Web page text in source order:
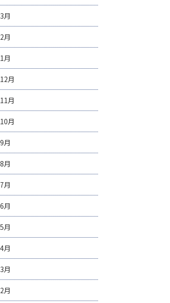
月
月
月
月
月
月
月
月
月
月
月
月
月
月